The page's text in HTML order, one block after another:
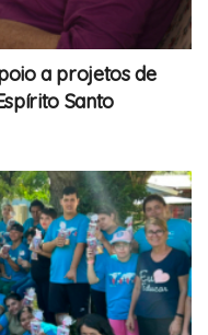
a projetos de
Santo